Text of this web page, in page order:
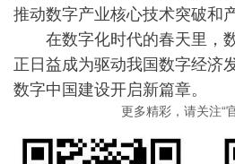
推动数字产业核心技术突破
在数字化时代的春天里，数
正日益成为驱动我国数字经济
数字中国建设开启新篇章。
更多精彩，请关注“